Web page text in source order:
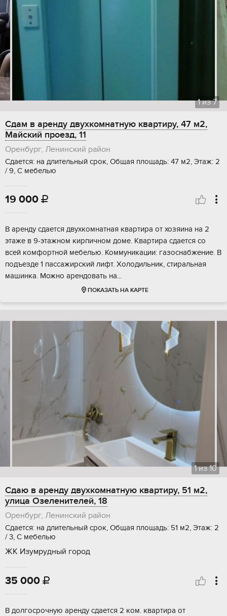
1из7
Сдам в аренду двухкомнатную квартиру, 47 м2,
Майский проезд, 11
Оренбург, Ленинский район
Сдается: на длительный срок, Общая площадь: 47 м2, Этаж: 2
/ 9, С мебелью
19 000 
В аренду сдается двухкомнатная квартира от хозяина на 2
этаже в 9-этажном кирпичном доме. Квартира сдается со
всей комфортной мебелью. Коммуникации: газоснабжение. В
подъезде 1 пассажирский лифт. Холодильник, стиральная
машинка. Можно арендовать на...
ПОКАЗАТЬ НА КАРТЕ
1из10
Сдаю в аренду двухкомнатную квартиру, 51 м2,
улица Озеленителей, 18
Оренбург, Ленинский район
Сдается: на длительный срок, Общая площадь: 51 м2, Этаж: 2
/ 3, С мебелью
ЖК Изумрудный город
35 000 
В долгосрочную аренду сдается 2 ком. квартира от